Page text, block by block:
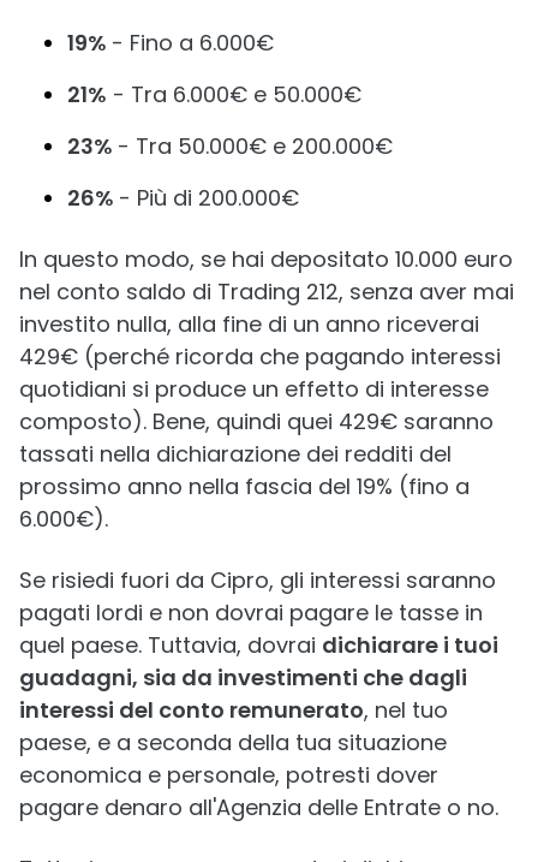
19% - Fino a 6.000€
21% - Tra 6.000€ e 50.000€
23% - Tra 50.000€ e 200.000€
26% - Più di 200.000€
In questo modo, se hai depositato 10.000 euro
nel conto saldo di Trading 212, senza aver mai
investito nulla, alla fine di un anno riceverai
429€ (perché ricorda che pagando interessi
quotidiani si produce un effetto di interesse
composto). Bene, quindi quei 429€ saranno
tassati nella dichiarazione dei redditi del
prossimo anno nella fascia del 19% (fino a
6.000€).
Se risiedi fuori da Cipro, gli interessi saranno
pagati lordi e non dovrai pagare le tasse in
quel paese. Tuttavia, dovrai dichiarare i tuoi
guadagni, sia da investimenti che dagli
interessi del conto remunerato, nel tuo
paese, e a seconda della tua situazione
economica e personale, potresti dover
pagare denaro all'Agenzia delle Entrate o no.